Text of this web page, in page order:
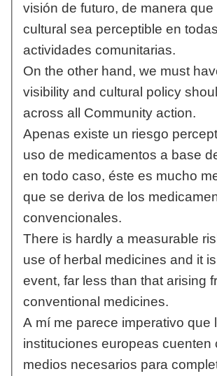
visión de futuro, de manera
cultural sea perceptible en
actividades comunitarias.
On the other hand, we must
visibility and cultural policy
across all Community action.
Apenas existe un riesgo
uso de medicamentos a base
en todo caso, éste es mucho
que se deriva de los
convencionales.
There is hardly a measurable
use of herbal medicines and it
event, far less than that arising
conventional medicines.
A mí me parece imperativo que
instituciones europeas cuenten
medios necesarios para